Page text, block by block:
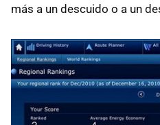
más a un descuido o a un